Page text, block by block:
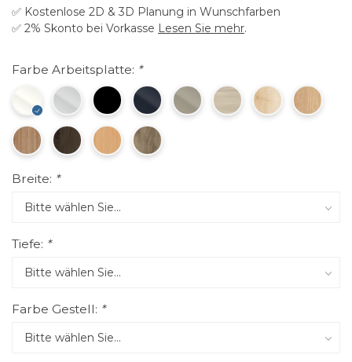
✅ Kostenlose 2D & 3D Planung in Wunschfarben
✅ 2% Skonto bei Vorkasse Lesen Sie mehr.
Farbe Arbeitsplatte: *
Breite: *
Tiefe: *
Farbe Gestell: *